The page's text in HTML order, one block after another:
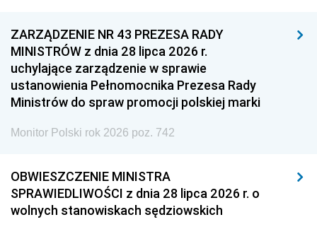
ZARZĄDZENIE NR 43 PREZESA RADY
MINISTRÓW z dnia 28 lipca 2026 r.
uchylające zarządzenie w sprawie
ustanowienia Pełnomocnika Prezesa Rady
Ministrów do spraw promocji polskiej marki
Monitor Polski rok 2026 poz. 742
OBWIESZCZENIE MINISTRA
SPRAWIEDLIWOŚCI z dnia 28 lipca 2026 r. o
wolnych stanowiskach sędziowskich